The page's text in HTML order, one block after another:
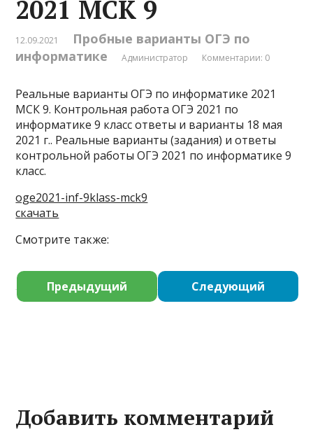
2021 МСК 9
12.09.2021
Пробные варианты ОГЭ по
информатике
Администратор Комментарии: 0
Реальные варианты ОГЭ по информатике 2021
МСК 9. Контрольная работа ОГЭ 2021 по
информатике 9 класс ответы и варианты 18 мая
2021 г.. Реальные варианты (задания) и ответы
контрольной работы ОГЭ 2021 по информатике 9
класс.
oge2021-inf-9klass-mck9
скачать
Смотрите также:
Предыдущий Следующий
Добавить комментарий